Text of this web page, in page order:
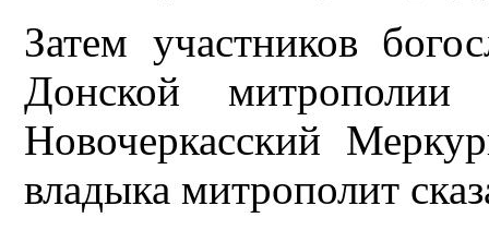
Затем участников
Донской
Новочеркасский
владыка митрополит